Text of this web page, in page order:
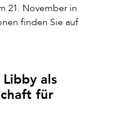
21. November in
finden Sie auf
als
für